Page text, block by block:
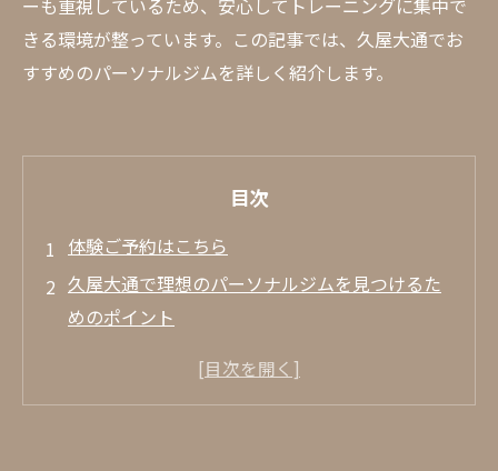
ーも重視しているため、安心してトレーニングに集中で
きる環境が整っています。この記事では、久屋大通でお
すすめのパーソナルジムを詳しく紹介します。
目次
体験ご予約はこちら
久屋大通で理想のパーソナルジムを見つけるた
めのポイント
立地の利便性を重視したジム選び